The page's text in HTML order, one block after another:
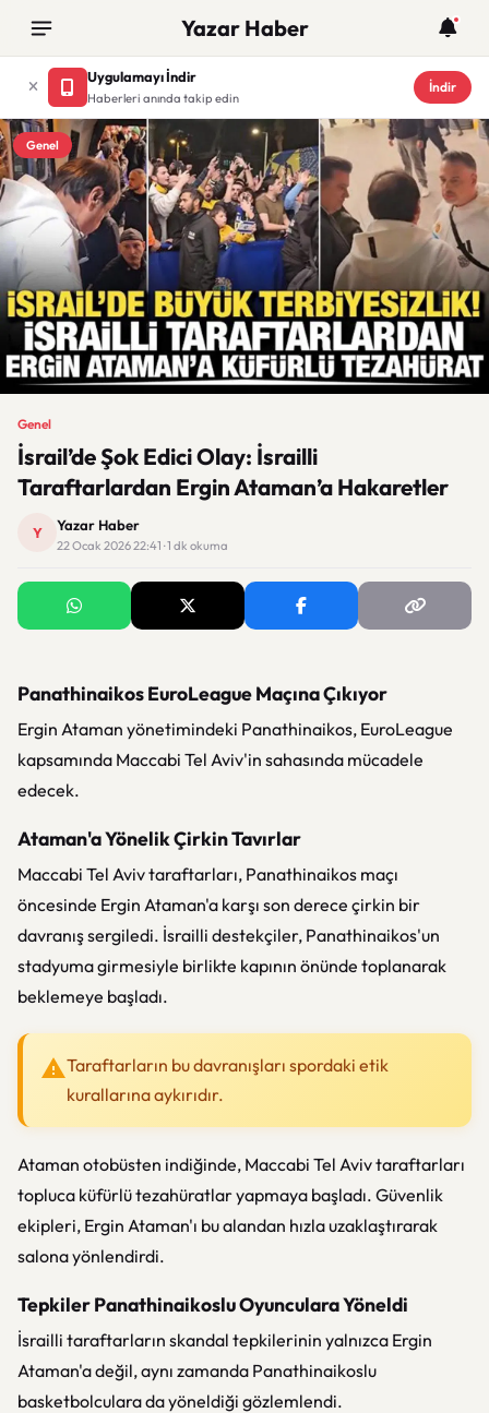
Yazar Haber
Uygulamayı İndir
Haberleri anında takip edin
İndir
Genel
Genel
İsrail’de Şok Edici Olay: İsrailli
Taraftarlardan Ergin Ataman’a Hakaretler
Y Yazar Haber
22 Ocak 2026 22:41 · 1 dk okuma
Panathinaikos EuroLeague Maçına Çıkıyor
Ergin Ataman yönetimindeki Panathinaikos, EuroLeague
kapsamında Maccabi Tel Aviv'in sahasında mücadele
edecek.
Ataman'a Yönelik Çirkin Tavırlar
Maccabi Tel Aviv taraftarları, Panathinaikos maçı
öncesinde Ergin Ataman'a karşı son derece çirkin bir
davranış sergiledi. İsrailli destekçiler, Panathinaikos'un
stadyuma girmesiyle birlikte kapının önünde toplanarak
beklemeye başladı.
Taraftarların bu davranışları spordaki etik
kurallarına aykırıdır.
Ataman otobüsten indiğinde, Maccabi Tel Aviv taraftarları
topluca küfürlü tezahüratlar yapmaya başladı. Güvenlik
ekipleri, Ergin Ataman'ı bu alandan hızla uzaklaştırarak
salona yönlendirdi.
Tepkiler Panathinaikoslu Oyunculara Yöneldi
İsrailli taraftarların skandal tepkilerinin yalnızca Ergin
Ataman'a değil, aynı zamanda Panathinaikoslu
basketbolculara da yöneldiği gözlemlendi.